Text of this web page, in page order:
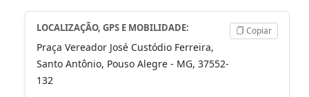
LOCALIZAÇÃO, GPS E MOBILIDADE:
Praça Vereador José Custódio Ferreira,
Santo Antônio, Pouso Alegre - MG, 37552-
132
Copiar